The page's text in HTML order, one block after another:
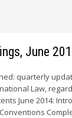
June
quarterly
Law,
June 2014: